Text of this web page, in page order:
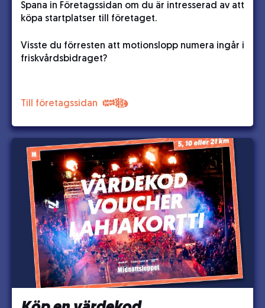
Spana in Företagssidan om du är intresserad av att
köpa startplatser till företaget.
Visste du förresten att motionslopp numera ingår i
friskvårdsbidraget?
Till företagssidan